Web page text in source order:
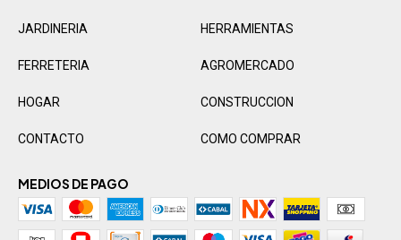
JARDINERIA HERRAMIENTAS
FERRETERIA AGROMERCADO
HOGAR CONSTRUCCION
CONTACTO COMO COMPRAR
MEDIOS DE PAGO